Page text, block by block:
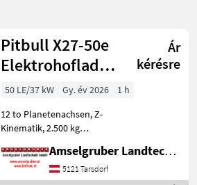
Pitbull X27-50e
Elektrohoflader
- der Stärkste!
Ár
kérésre
50 LE/37 kW Gy. év 2026
1 h
12 to Planetenachsen, Z-
Kinematik, 2.500 kg
X27-50e Elektrohoflader
setzt neue Maßstäbe am
Amselgruber Landtechnik GmbH
5121 Tarsdorf